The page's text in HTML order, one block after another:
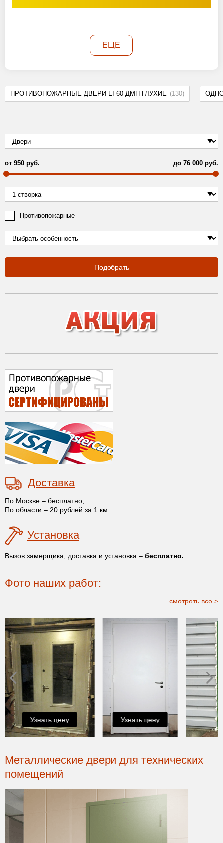
ПРОТИВОПОЖАРНЫЕ ДВЕРИ EI 60 ДМП ГЛУХИЕ (130)
от 950 руб. до 76 000 руб.
Противопожарные
Подобрать
Доставка
По Москве – бесплатно,
По области – 20 рублей за 1 км
Установка
Вызов замерщика, доставка и установка – бесплатно.
ЕЩЕ
Фото наших работ:
смотреть все >
Узнать цену Узнать цену
Металлические двери для технических
помещений